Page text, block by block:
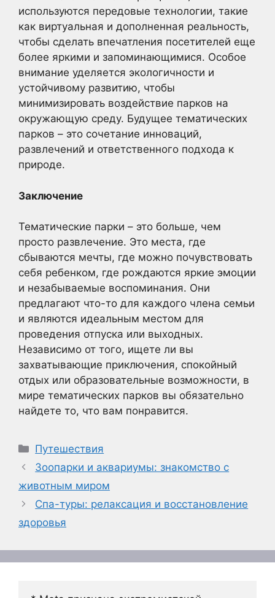
используются передовые технологии, такие
как виртуальная и дополненная реальность,
чтобы сделать впечатления посетителей еще
более яркими и запоминающимися. Особое
внимание уделяется экологичности и
устойчивому развитию, чтобы
минимизировать воздействие парков на
окружающую среду. Будущее тематических
парков – это сочетание инноваций,
развлечений и ответственного подхода к
природе.
Заключение
Тематические парки – это больше, чем
просто развлечение. Это места, где
сбываются мечты, где можно почувствовать
себя ребенком, где рождаются яркие эмоции
и незабываемые воспоминания. Они
предлагают что-то для каждого члена семьи
и являются идеальным местом для
проведения отпуска или выходных.
Независимо от того, ищете ли вы
захватывающие приключения, спокойный
отдых или образовательные возможности, в
мире тематических парков вы обязательно
найдете то, что вам понравится.
Рубрики
Путешествия
Зоопарки и аквариумы: знакомство с
животным миром
Спа-туры: релаксация и восстановление
здоровья